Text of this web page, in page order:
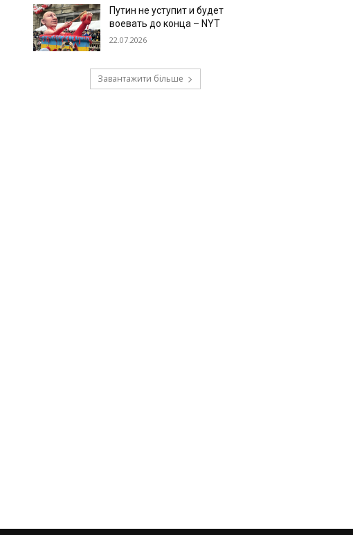
Путин не уступит и будет
воевать до конца – NYT
22.07.2026
Завантажити більше